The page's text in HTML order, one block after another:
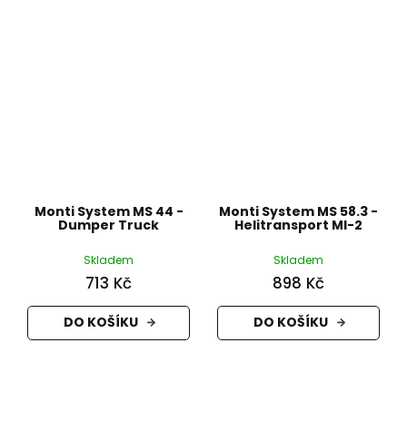
Monti System MS 44 -
Dumper Truck
Skladem
713 Kč
DO KOŠÍKU
Monti System MS 58.3 -
Helitransport MI-2
Skladem
898 Kč
DO KOŠÍKU